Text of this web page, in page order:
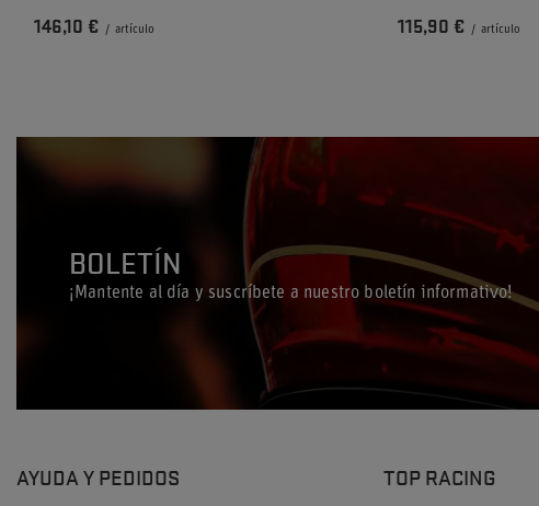
146,10 € / artículo 115,90 € / artículo
BOLETÍN
¡Mantente al día y suscríbete a nuestro boletín informativo!
AYUDA Y PEDIDOS TOP RACING